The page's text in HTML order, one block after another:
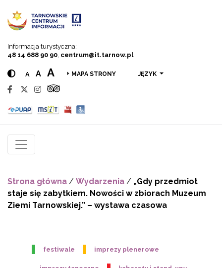
Informacja turystyczna:
48 14 688 90 90 centrum@it.tarnow.pl
A A A MAPA STRONY JĘZYK
Strona główna / Wydarzenia / „Gdy przedmiot
staje się zabytkiem. Nowości w zbiorach Muzeum
Ziemi Tarnowskiej.” – wystawa czasowa
festiwale imprezy plenerowe